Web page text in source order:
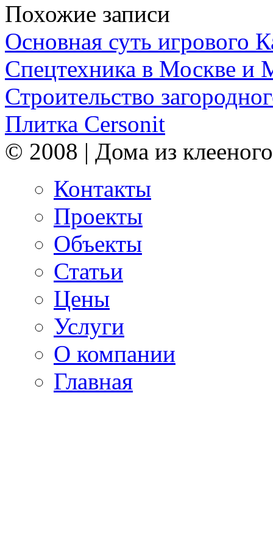
Похожие записи
Основная суть игрового
Спецтехника в Москве и
Строительство
Плитка Cersonit
© 2008 | Дома из
Контакты
Проекты
Объекты
Статьи
Цены
Услуги
О компании
Главная